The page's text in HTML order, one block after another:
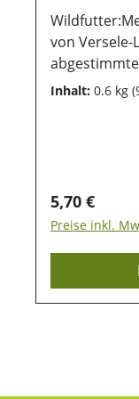
von Versele-
für die
liefern, um
zu decken.
Mischung
bietet alles,
ebenfalls finden
Inhalt: 0.6 kg
Regulärer
5,70 €
Preise inkl.